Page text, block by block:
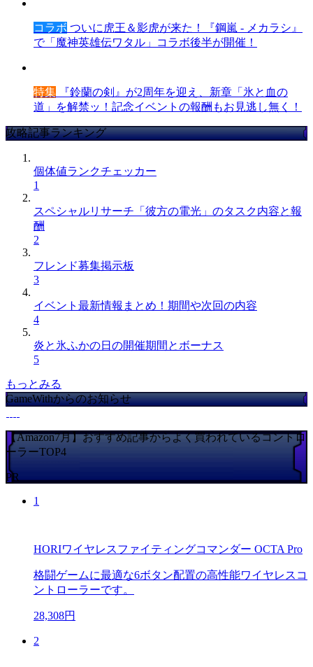
コラボ ついに虎王＆影虎が来た！『鋼嵐 - メカラシ』
で「魔神英雄伝ワタル」コラボ後半が開催！
特集 『鈴蘭の剣』が2周年を迎え、新章「氷と血の
道」を解禁ッ！記念イベントの報酬もお見逃し無く！
攻略記事ランキング
個体値ランクチェッカー
1
スペシャルリサーチ「彼方の電光」のタスク内容と報
酬
2
フレンド募集掲示板
3
イベント最新情報まとめ！期間や次回の内容
4
炎と氷ふかの日の開催期間とボーナス
5
もっとみる
GameWithからのお知らせ
【Amazon7月】おすすめ記事からよく買われているコントロ
ーラーTOP4
PR
1
HORIワイヤレスファイティングコマンダー OCTA Pro
格闘ゲームに最適な6ボタン配置の高性能ワイヤレスコ
ントローラーです。
28,308円
2